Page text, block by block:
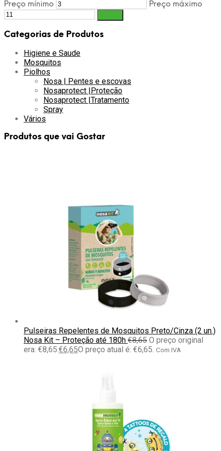
Preço mínimo Preço máximo
Categorias de Produtos
Higiene e Saude
Mosquitos
Piolhos
Nosa | Pentes e escovas
Nosaprotect |Proteção
Nosaprotect |Tratamento
Spray
Vários
Produtos que vai Gostar
Pulseiras Repelentes de Mosquitos Preto/Cinza (2 un.)
Nosa Kit – Proteção até 180h €8,65 O preço original
era: €8,65. €6,65O preço atual é: €6,65. Com IVA